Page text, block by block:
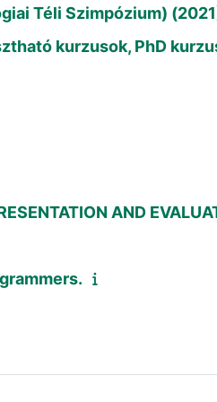
Téli Szimpózium)
kurzusok, PhD
AND